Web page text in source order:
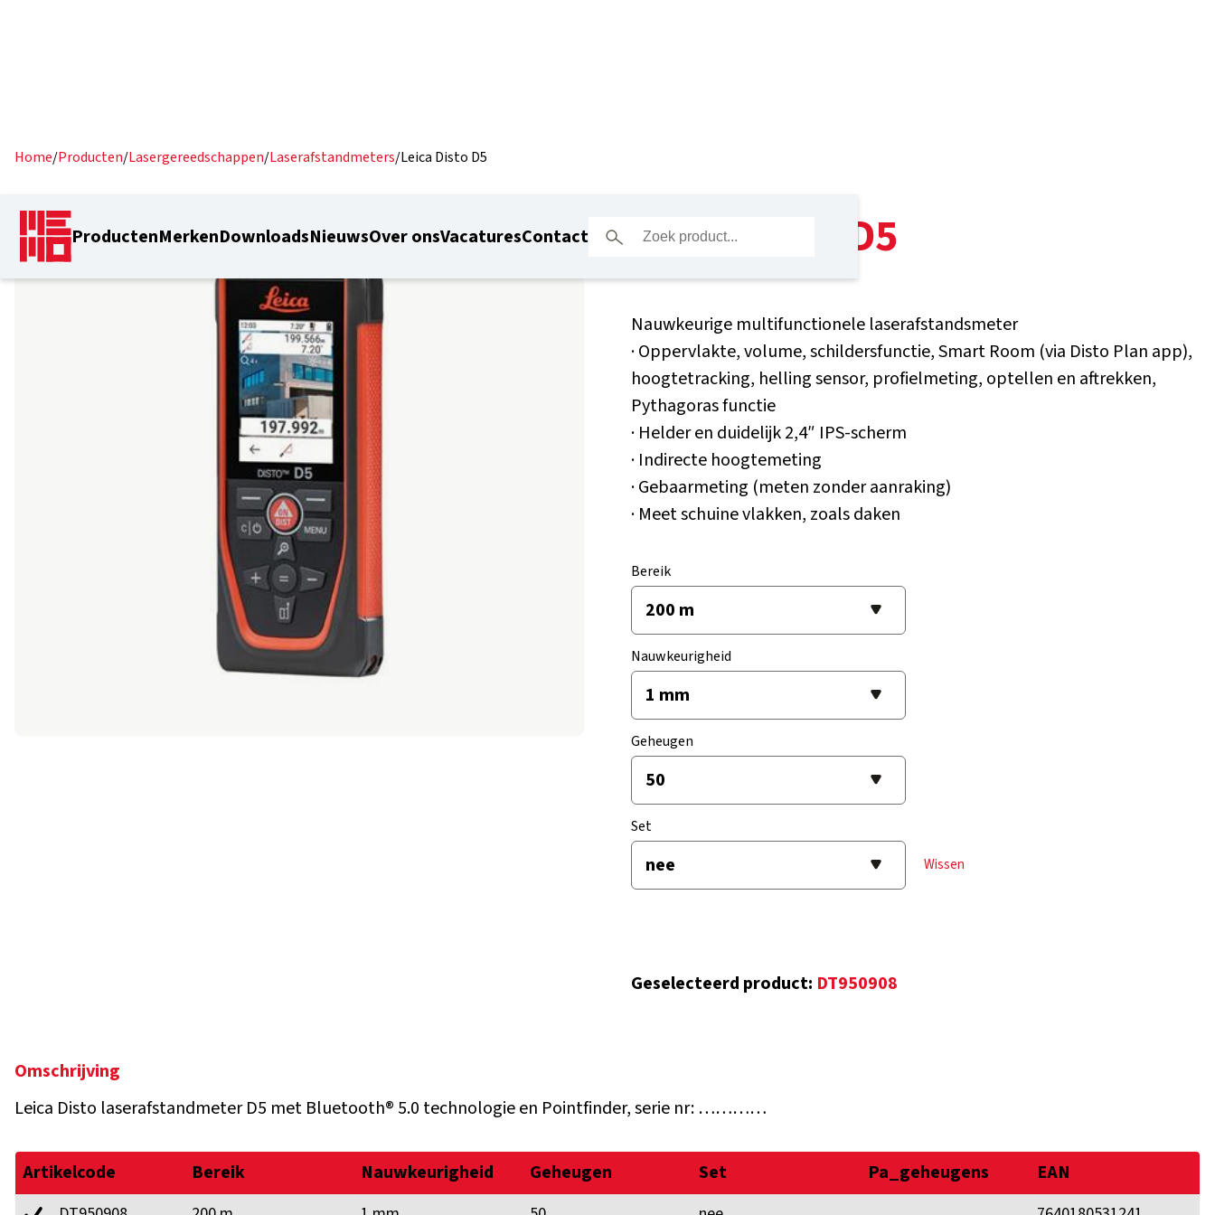
ProductenMerkenDownloadsNieuwsOver onsVacaturesContact
Home/Producten/Lasergereedschappen/Laserafstandmeters/Leica Disto D5
Leica Disto D5
Nauwkeurige multifunctionele laserafstandsmeter
· Oppervlakte, volume, schildersfunctie, Smart Room (via Disto Plan app),
hoogtetracking, helling sensor, profielmeting, optellen en aftrekken,
Pythagoras functie
· Helder en duidelijk 2,4″ IPS-scherm
· Indirecte hoogtemeting
· Gebaarmeting (meten zonder aanraking)
· Meet schuine vlakken, zoals daken
Bereik
Nauwkeurigheid
Geheugen
Set
Wissen
Geselecteerd product: DT950908
Omschrijving
Leica Disto laserafstandmeter D5 met Bluetooth® 5.0 technologie en Pointfinder, serie nr: …………
Artikelcode Bereik Nauwkeurigheid Geheugen Set Pa_geheugens EAN